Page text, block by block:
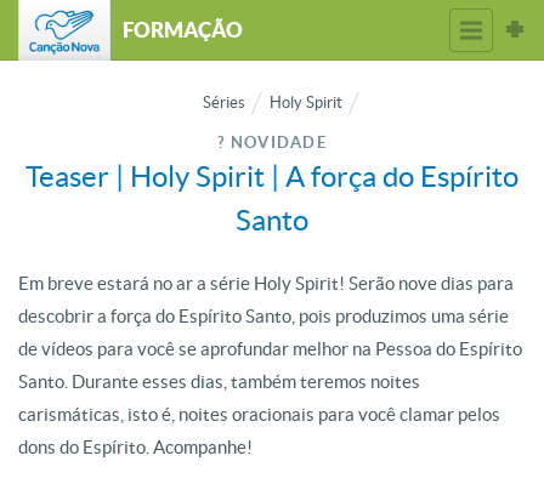
FORMAÇÃO
Séries Holy Spirit
? NOVIDADE
Teaser | Holy Spirit | A força do Espírito
Santo
Em breve estará no ar a série Holy Spirit! Serão nove dias para
descobrir a força do Espírito Santo, pois produzimos uma série
de vídeos para você se aprofundar melhor na Pessoa do Espírito
Santo. Durante esses dias, também teremos noites
carismáticas, isto é, noites oracionais para você clamar pelos
dons do Espírito. Acompanhe!